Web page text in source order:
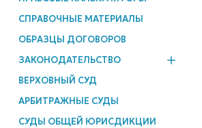
СПРАВОЧНЫЕ МАТЕРИАЛЫ
ОБРАЗЦЫ ДОГОВОРОВ
ЗАКОНОДАТЕЛЬСТВО
ВЕРХОВНЫЙ СУД
АРБИТРАЖНЫЕ СУДЫ
СУДЫ ОБЩЕЙ ЮРИСДИКЦИИ